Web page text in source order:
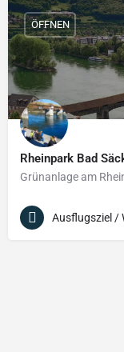
Rheinpark Bad
Grünanlage am
ÖFFNEN
Ausflugsziel /